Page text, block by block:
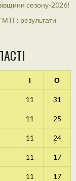
сезону-2026!
МТГ: результати
І О
11 31
11 25
11 24
11 17
11 17